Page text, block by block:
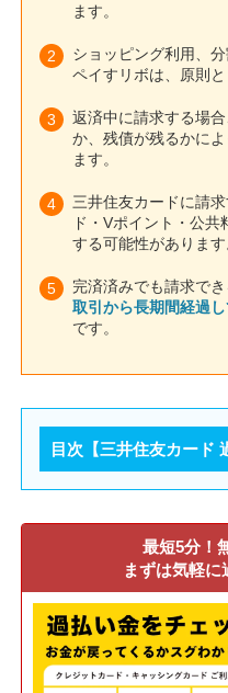
ます。
ショッピング利用、
ペイすリボは、原則
返済中に請求する場
か、残債が残るかに
ます。
三井住友カードに請
ド・Vポイント・公
する可能性があります
完済済みでも請求で
取引から長期間経過
です。
目次【三井住友カード
最短5分！
まずは気軽に